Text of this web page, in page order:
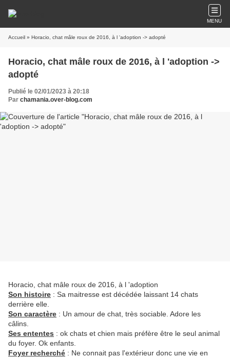
MENU
Accueil » Horacio, chat mâle roux de 2016, à l 'adoption -> adopté
Horacio, chat mâle roux de 2016, à l 'adoption ->
adopté
Publié le 02/01/2023 à 20:18
Par chamania.over-blog.com
Horacio, chat mâle roux de 2016, à l 'adoption
Son histoire : Sa maitresse est décédée laissant 14 chats
derrière elle.
Son caractère : Un amour de chat, très sociable. Adore les
câlins.
Ses ententes : ok chats et chien mais préfère être le seul animal
du foyer. Ok enfants.
Foyer recherché : Ne connait pas l'extérieur donc une vie en